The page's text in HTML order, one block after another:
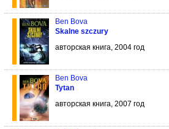
Ben Bova
Skalne szczury
авторская книга, 2004 год
Ben Bova
Tytan
авторская книга, 2007 год